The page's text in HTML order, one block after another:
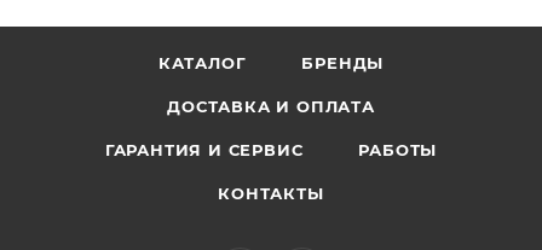
КАТАЛОГ БРЕНДЫ
ДОСТАВКА И ОПЛАТА
ГАРАНТИЯ И СЕРВИС РАБОТЫ
КОНТАКТЫ